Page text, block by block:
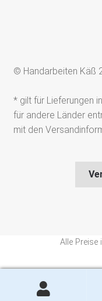
© Handarbeiten Käß
* gilt für Lieferungen
für andere Länder
mit den
Alle Preise